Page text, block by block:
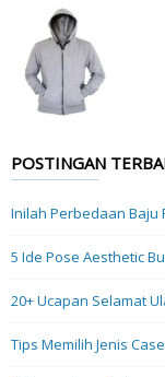
POSTINGAN
Inilah Perbedaan Baju
5 Ide Pose Aesthetic
20+ Ucapan Selamat
Tips Memilih Jenis